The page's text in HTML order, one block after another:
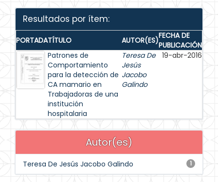
Resultados por ítem:
PORTADATÍTULO AUTOR(ES)FECHA DE
PUBLICACIÓN
Patrones de
Comportamiento
para la detección de
CA mamario en
Trabajadoras de una
institución
hospitalaria
Teresa De
Jesús
Jacobo
Galindo
19-abr-2016
Autor(es)
1
Teresa De Jesús Jacobo Galindo